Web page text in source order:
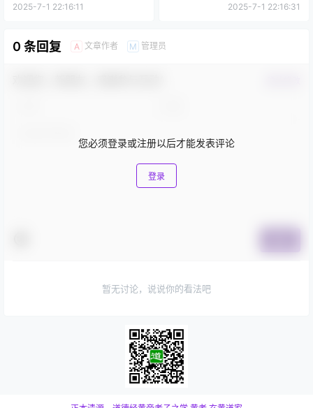
2025-7-1 22:16:11 2025-7-1 22:16:31
0 条回复 A 文章作者 M 管理员
您必须登录或注册以后才能发表评论
登录
暂无讨论，说说你的看法吧